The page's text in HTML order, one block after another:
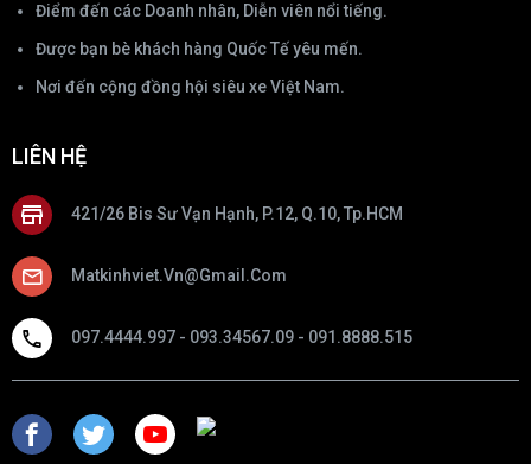
Điểm đến các Doanh nhân, Diễn viên nổi tiếng.
Được bạn bè khách hàng Quốc Tế yêu mến.
Nơi đến cộng đồng hội siêu xe Việt Nam.
LIÊN HỆ
421/26 Bis Sư Vạn Hạnh, P.12, Q.10, Tp.HCM
Matkinhviet.vn@gmail.com
097.4444.997 - 093.34567.09 - 091.8888.515